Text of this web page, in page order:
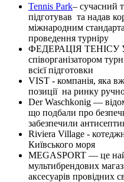
Tennis Park– сучасний
підготував та надав
міжнародним
проведення турніру
ФЕДЕРАЦІЯ ТЕНІСУ
співорганізатором
всієї підготовки
VIST - компанія, яка
позиції на ринку
Der Waschkonig —
що подбали про
забезпечили
Riviera Village -
Київського моря
MEGASPORT — це
мультибрендових
аксесуарів провідних